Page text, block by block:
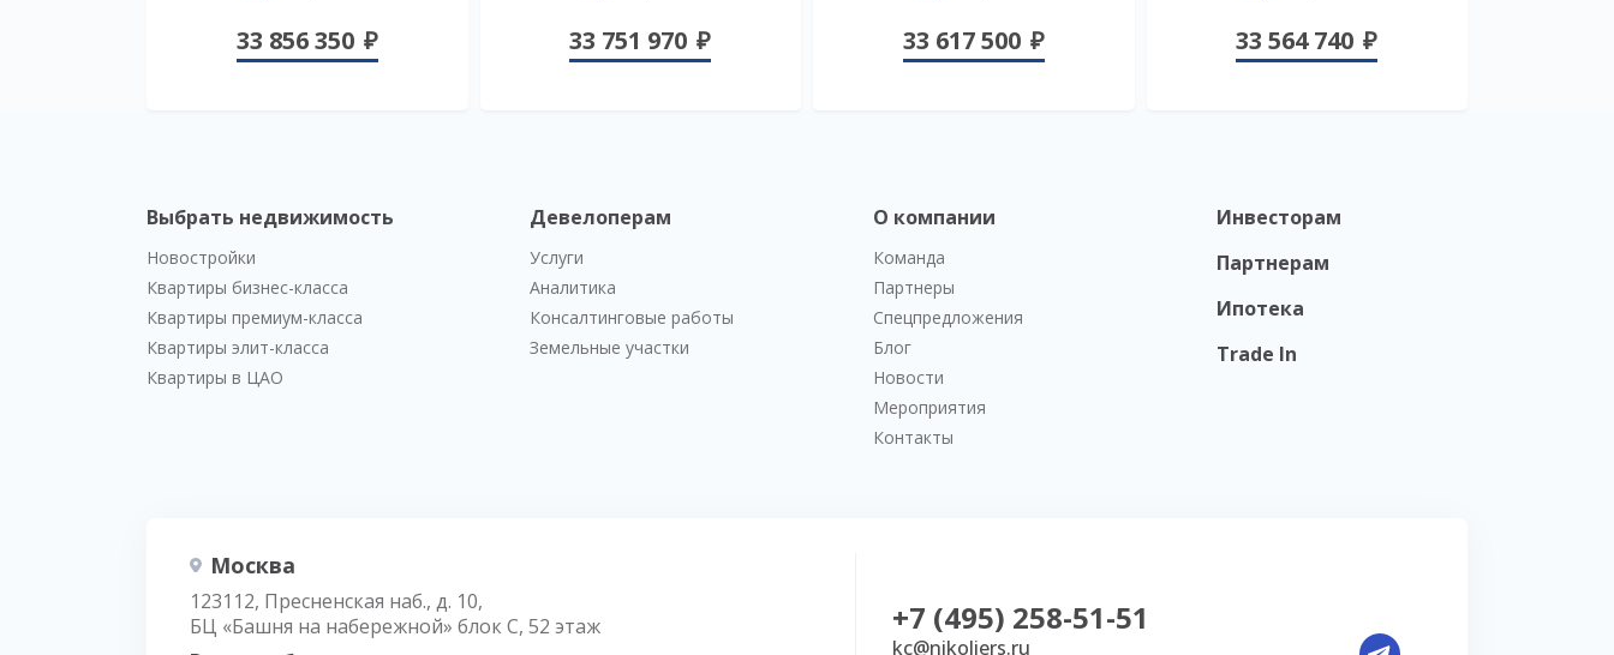
33 856 350 33 751 970 33 617 500 33 564 740
Выбрать недвижимость
Новостройки
Квартиры бизнес-класса
Квартиры премиум-класса
Квартиры элит-класса
Квартиры в ЦАО
Девелоперам
Услуги
Аналитика
Консалтинговые работы
Земельные участки
О компании
Команда
Партнеры
Спецпредложения
Блог
Новости
Мероприятия
Контакты
Инвесторам
Партнерам
Ипотека
Trade In
Москва
123112, Пресненская наб., д. 10,
БЦ «Башня на набережной» блок С, 52 этаж
+7 (495) 258-51-51
kc@nikoliers.ru